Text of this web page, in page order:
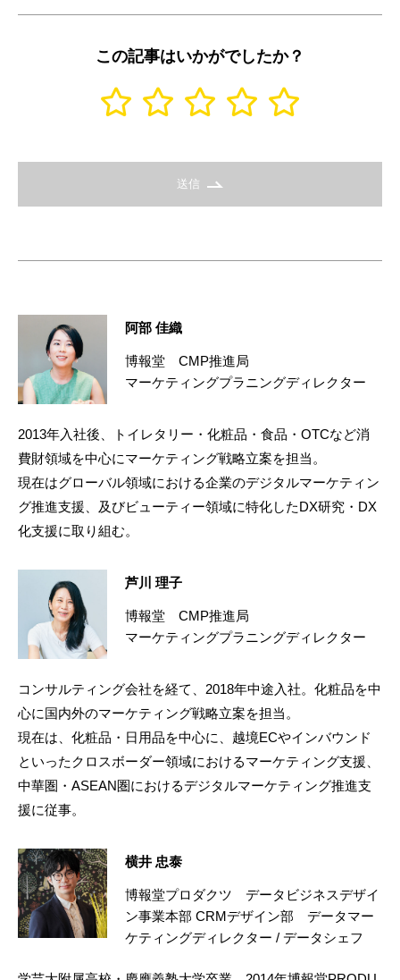
この記事はいかがでしたか？
送信
阿部 佳織
博報堂 CMP推進局
マーケティングプラニングディレクター
2013年入社後、トイレタリー・化粧品・食品・OTCなど消
費財領域を中心にマーケティング戦略立案を担当。
現在はグローバル領域における企業のデジタルマーケティン
グ推進支援、及びビューティー領域に特化したDX研究・DX
化支援に取り組む。
芦川 理子
博報堂 CMP推進局
マーケティングプラニングディレクター
コンサルティング会社を経て、2018年中途入社。化粧品を中
心に国内外のマーケティング戦略立案を担当。
現在は、化粧品・日用品を中心に、越境ECやインバウンド
といったクロスボーダー領域におけるマーケティング支援、
中華圏・ASEAN圏におけるデジタルマーケティング推進支
援に従事。
横井 忠泰
博報堂プロダクツ データビジネスデザイ
ン事業本部 CRMデザイン部 データマー
ケティングディレクター / データシェフ